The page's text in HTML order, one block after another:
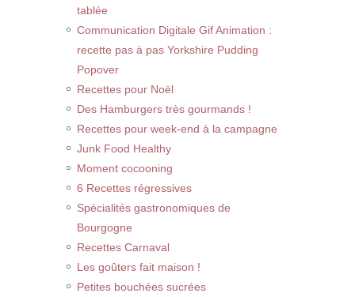
tablée
Communication Digitale Gif Animation :
recette pas à pas Yorkshire Pudding
Popover
Recettes pour Noël
Des Hamburgers très gourmands !
Recettes pour week-end à la campagne
Junk Food Healthy
Moment cocooning
6 Recettes régressives
Spécialités gastronomiques de
Bourgogne
Recettes Carnaval
Les goûters fait maison !
Petites bouchées sucrées